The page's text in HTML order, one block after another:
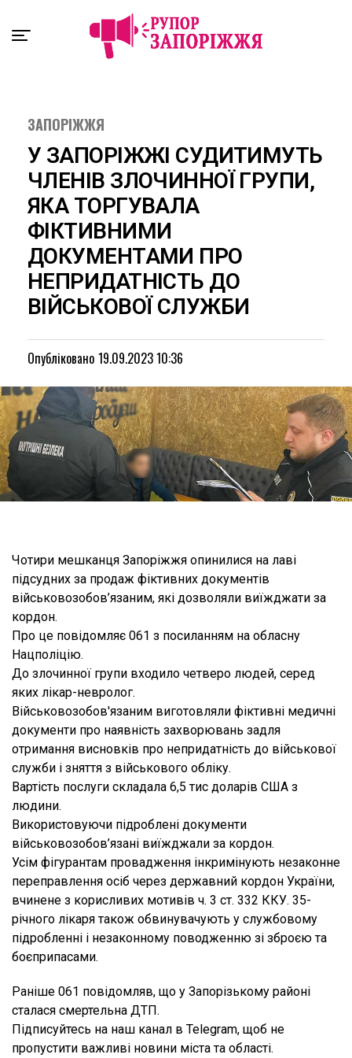
ЗАПОРІЖЖЯ
У ЗАПОРІЖЖІ СУДИТИМУТЬ
ЧЛЕНІВ ЗЛОЧИННОЇ ГРУПИ,
ЯКА ТОРГУВАЛА
ФІКТИВНИМИ
ДОКУМЕНТАМИ ПРО
НЕПРИДАТНІСТЬ ДО
ВІЙСЬКОВОЇ СЛУЖБИ
Опубліковано 19.09.2023 10:36
Чотири мешканця Запоріжжя опинилися на лаві
підсудних за продаж фіктивних документів
військовозобов’язаним, які дозволяли виїжджати за
кордон.
Про це повідомляє 061 з посиланням на обласну
Нацполіцію.
До злочинної групи входило четверо людей, серед
яких лікар-невролог.
Військовозобов'язаним виготовляли фіктивні медичні
документи про наявність захворювань задля
отримання висновків про непридатність до військової
служби і зняття з військового обліку.
Вартість послуги складала 6,5 тис доларів США з
людини.
Використовуючи підроблені документи
військовозобов’язані виїжджали за кордон.
Усім фігурантам провадження інкримінують незаконне
переправлення осіб через державний кордон України,
вчинене з корисливих мотивів ч. 3 ст. 332 ККУ. 35-
річного лікаря також обвинувачують у службовому
підробленні і незаконному поводженню зі зброєю та
боєприпасами.
Раніше 061 повідомляв, що у Запорізькому районі
сталася смертельна ДТП.
Підписуйтесь на наш канал в Telegram, щоб не
пропустити важливі новини міста та області.
Exit mobile version